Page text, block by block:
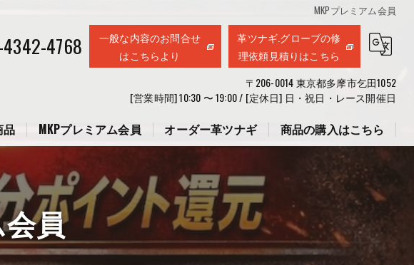
MKPプレミアム会員
4768
一般な内容のお問合せ
はこちらより
革ツナギ.グローブの修
理依頼見積りはこちら
〒206-0014 東京都多摩市乞田1052
[営業時間] 10:30 〜 19:00 / [定休日] 日・祝日・レース開催日
せ
品 MKPプレミアム会員 オーダー革ツナギ
コンセプト
来店採寸日時予約フォーム
商品の購入はこちら
squareショッピング
員